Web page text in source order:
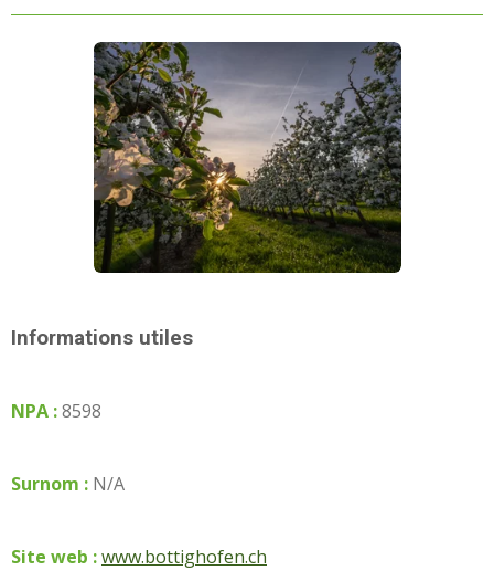
Informations utiles
NPA :8598
Surnom : N/A
Site web :www.bottighofen.ch